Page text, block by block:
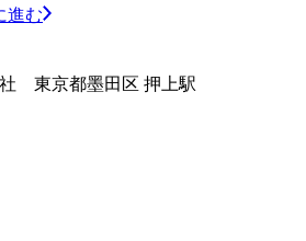
進む
東京都墨田区 押上駅